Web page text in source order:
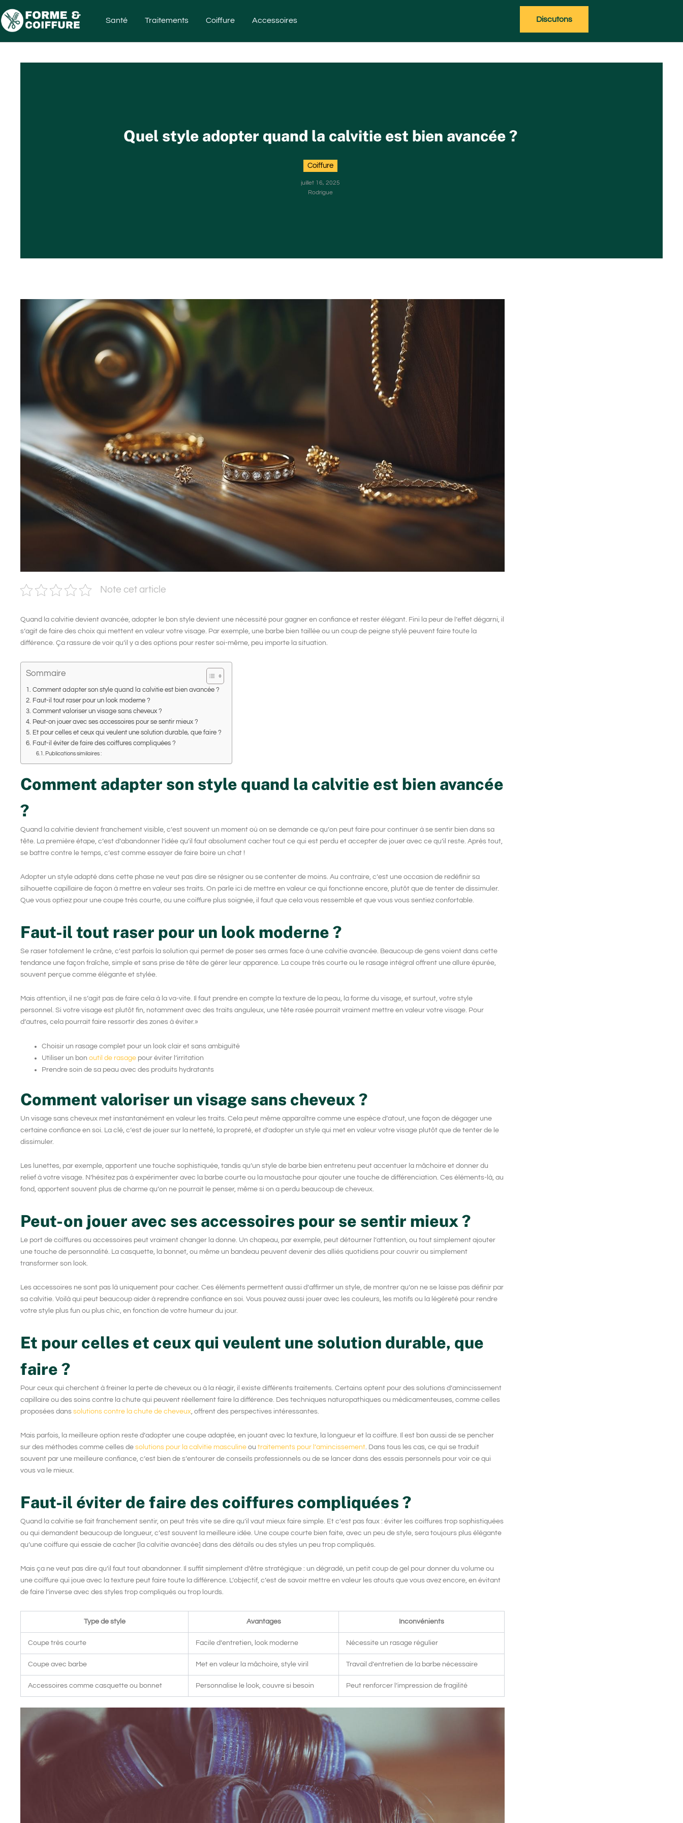
Santé Traitements Coiffure Accessoires Discutons
Quel style adopter quand la calvitie est bien avancée ?
Coiffure
juillet 16, 2025
Rodrigue
Note cet article
Quand la calvitie devient avancée, adopter le bon style devient une nécessité pour gagner en confiance et rester élégant. Fini la peur de l’effet dégarni, il
s’agit de faire des choix qui mettent en valeur votre visage. Par exemple, une barbe bien taillée ou un coup de peigne stylé peuvent faire toute la
différence. Ça rassure de voir qu’il y a des options pour rester soi-même, peu importe la situation.
Sommaire
Comment adapter son style quand la calvitie est bien avancée ?
Faut-il tout raser pour un look moderne ?
Comment valoriser un visage sans cheveux ?
Peut-on jouer avec ses accessoires pour se sentir mieux ?
Et pour celles et ceux qui veulent une solution durable, que faire ?
Faut-il éviter de faire des coiffures compliquées ?
Publications similaires :
Comment adapter son style quand la calvitie est bien avancée
?
Quand la calvitie devient franchement visible, c’est souvent un moment où on se demande ce qu’on peut faire pour continuer à se sentir bien dans sa
tête. La première étape, c’est d’abandonner l’idée qu’il faut absolument cacher tout ce qui est perdu et accepter de jouer avec ce qu’il reste. Après tout,
se battre contre le temps, c’est comme essayer de faire boire un chat !
Adopter un style adapté dans cette phase ne veut pas dire se résigner ou se contenter de moins. Au contraire, c’est une occasion de redéfinir sa
silhouette capillaire de façon à mettre en valeur ses traits. On parle ici de mettre en valeur ce qui fonctionne encore, plutôt que de tenter de dissimuler.
Que vous optiez pour une coupe très courte, ou une coiffure plus soignée, il faut que cela vous ressemble et que vous vous sentiez confortable.
Faut-il tout raser pour un look moderne ?
Se raser totalement le crâne, c’est parfois la solution qui permet de poser ses armes face à une calvitie avancée. Beaucoup de gens voient dans cette
tendance une façon fraîche, simple et sans prise de tête de gérer leur apparence. La coupe très courte ou le rasage intégral offrent une allure épurée,
souvent perçue comme élégante et stylée.
Mais attention, il ne s’agit pas de faire cela à la va-vite. Il faut prendre en compte la texture de la peau, la forme du visage, et surtout, votre style
personnel. Si votre visage est plutôt fin, notamment avec des traits anguleux, une tête rasée pourrait vraiment mettre en valeur votre visage. Pour
d’autres, cela pourrait faire ressortir des zones à éviter.»
Choisir un rasage complet pour un look clair et sans ambiguïté
Utiliser un bon outil de rasage pour éviter l’irritation
Prendre soin de sa peau avec des produits hydratants
Comment valoriser un visage sans cheveux ?
Un visage sans cheveux met instantanément en valeur les traits. Cela peut même apparaître comme une espèce d’atout, une façon de dégager une
certaine confiance en soi. La clé, c’est de jouer sur la netteté, la propreté, et d’adopter un style qui met en valeur votre visage plutôt que de tenter de le
dissimuler.
Les lunettes, par exemple, apportent une touche sophistiquée, tandis qu’un style de barbe bien entretenu peut accentuer la mâchoire et donner du
relief à votre visage. N’hésitez pas à expérimenter avec la barbe courte ou la moustache pour ajouter une touche de différenciation. Ces éléments-là, au
fond, apportent souvent plus de charme qu’on ne pourrait le penser, même si on a perdu beaucoup de cheveux.
Peut-on jouer avec ses accessoires pour se sentir mieux ?
Le port de coiffures ou accessoires peut vraiment changer la donne. Un chapeau, par exemple, peut détourner l’attention, ou tout simplement ajouter
une touche de personnalité. La casquette, la bonnet, ou même un bandeau peuvent devenir des alliés quotidiens pour couvrir ou simplement
transformer son look.
Les accessoires ne sont pas là uniquement pour cacher. Ces éléments permettent aussi d’affirmer un style, de montrer qu’on ne se laisse pas définir par
sa calvitie. Voilà qui peut beaucoup aider à reprendre confiance en soi. Vous pouvez aussi jouer avec les couleurs, les motifs ou la légèreté pour rendre
votre style plus fun ou plus chic, en fonction de votre humeur du jour.
Et pour celles et ceux qui veulent une solution durable, que
faire ?
Pour ceux qui cherchent à freiner la perte de cheveux ou à la réagir, il existe différents traitements. Certains optent pour des solutions d’amincissement
capillaire ou des soins contre la chute qui peuvent réellement faire la différence. Des techniques naturopathiques ou médicamenteuses, comme celles
proposées dans solutions contre la chute de cheveux , offrent des perspectives intéressantes.
Mais parfois, la meilleure option reste d’adopter une coupe adaptée, en jouant avec la texture, la longueur et la coiffure. Il est bon aussi de se pencher
sur des méthodes comme celles de solutions pour la calvitie masculine ou traitements pour l’amincissement. Dans tous les cas, ce qui se traduit
souvent par une meilleure confiance, c’est bien de s’entourer de conseils professionnels ou de se lancer dans des essais personnels pour voir ce qui
vous va le mieux.
Faut-il éviter de faire des coiffures compliquées ?
Quand la calvitie se fait franchement sentir, on peut très vite se dire qu’il vaut mieux faire simple. Et c’est pas faux : éviter les coiffures trop sophistiquées
ou qui demandent beaucoup de longueur, c’est souvent la meilleure idée. Une coupe courte bien faite, avec un peu de style, sera toujours plus élégante
qu’une coiffure qui essaie de cacher [ la calvitie avancée] dans des détails ou des styles un peu trop compliqués.
Mais ça ne veut pas dire qu’il faut tout abandonner. Il suffit simplement d’être stratégique : un dégradé, un petit coup de gel pour donner du volume ou
une coiffure qui joue avec la texture peut faire toute la différence. L’objectif, c’est de savoir mettre en valeur les atouts que vous avez encore, en évitant
de faire l’inverse avec des styles trop compliqués ou trop lourds.
Type de style Avantages Inconvénients
Coupe très courte Facile d’entretien, look moderne Nécessite un rasage régulier
Coupe avec barbe Met en valeur la mâchoire, style viril Travail d’entretien de la barbe nécessaire
Accessoires comme casquette ou bonnet Personnalise le look, couvre si besoin Peut renforcer l’impression de fragilité